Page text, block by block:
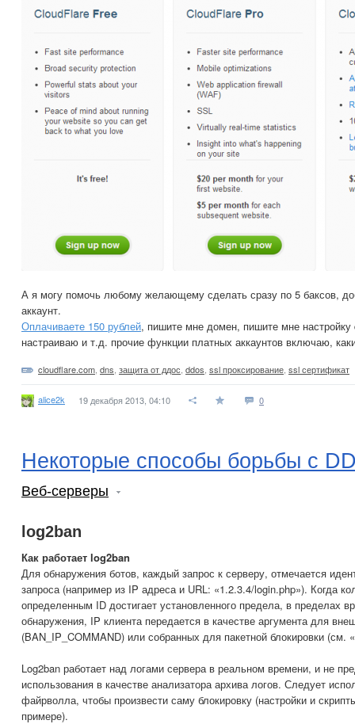
А я могу помочь любому желающему сделать сразу по 5 баксов,
аккаунт.
Оплачиваете 150 рублей, пишите мне домен, пишите мне
настраиваю и т.д. прочие функции платных аккаунтов включаю,
cloudflare.com dns защита от ддос ddos ssl проксирование ssl сертификат
alice2k 19 декабря 2013, 04:10 0
Некоторые способы борьбы с
Веб-серверы
log2ban
Как работает log2ban
Для обнаружения ботов, каждый запрос к серверу, отмечается
запроса (например из IP адреса и URL: «1.2.3.4/login.php»). Когда
определенным ID достигает установленного предела, в пределах
обнаружения, IP клиента передается в качестве аргумента для
(BAN_IP_COMMAND) или собранных для пакетной блокировки (см.
Log2ban работает над логами сервера в реальном времени, и не
использования в качестве анализатора архива логов. Следует
файрволла, чтобы произвести саму блокировку (настройки и
примере).